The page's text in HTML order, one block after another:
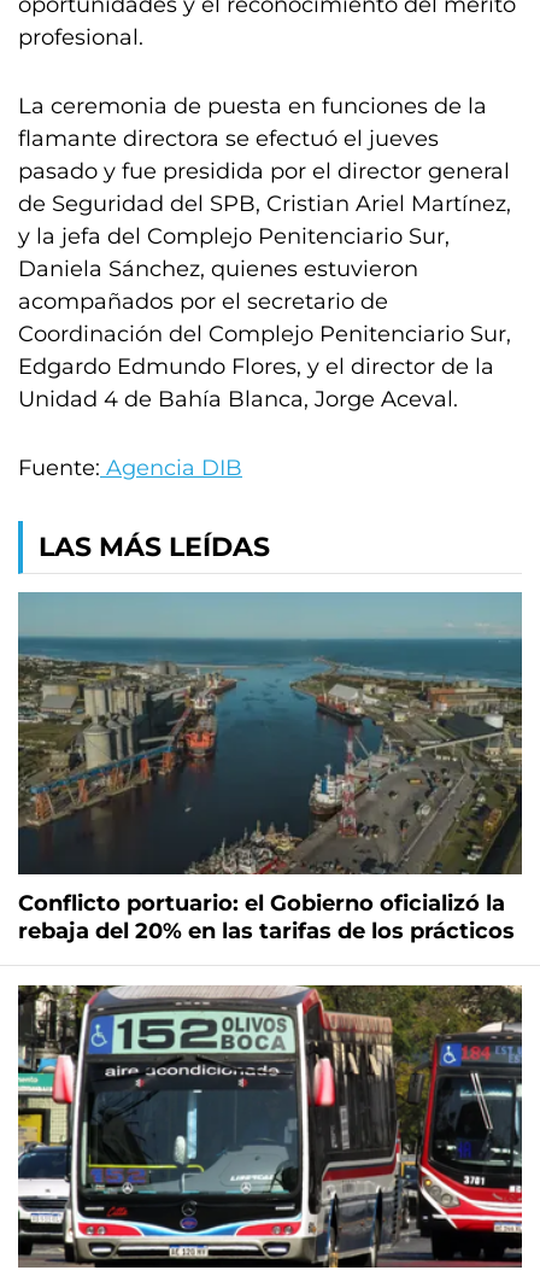
profesional.
La ceremonia de puesta en funciones de la
flamante directora se efectuó el jueves
pasado y fue presidida por el director general
de Seguridad del SPB, Cristian Ariel Martínez,
y la jefa del Complejo Penitenciario Sur,
Daniela Sánchez, quienes estuvieron
acompañados por el secretario de
Coordinación del Complejo Penitenciario Sur,
Edgardo Edmundo Flores, y el director de la
Unidad 4 de Bahía Blanca, Jorge Aceval.
Fuente: Agencia DIB
LAS MÁS LEÍDAS
Conflicto portuario: el Gobierno oficializó la
rebaja del 20% en las tarifas de los prácticos